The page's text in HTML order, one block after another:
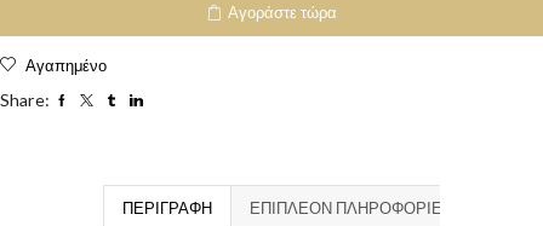
Αγοράστε τώρα
Αγαπημένο
Share:
ΠΕΡΙΓΡΑΦΉ ΕΠΙΠΛΈΟΝ ΠΛΗΡΟΦΟΡΊΕΣ